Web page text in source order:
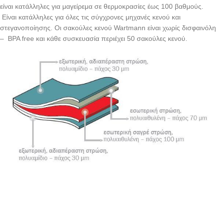
είναι κατάλληλες για μαγείρεμα σε θερμοκρασίες έως 100 βαθμούς.
Eίναι κατάλληλες για όλες τις σύγχρονες μηχανές κενού και
στεγανοποίησης. Οι σακούλες κενού Wartmann είναι χωρίς δισφαινόλη
– BPA free και κάθε συσκευασία περιέχει 50 σακούλες κενού.